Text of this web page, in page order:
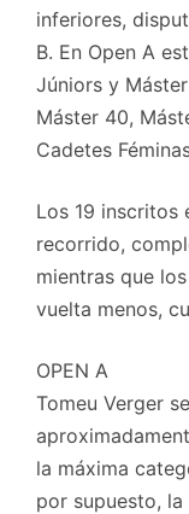
inferiores,
B. En Open A
Júniors y
Máster 40,
Cadetes
Los 19 inscritos
recorrido,
mientras que
vuelta menos,
OPEN A
Tomeu Verger
la máxima
por supuesto,